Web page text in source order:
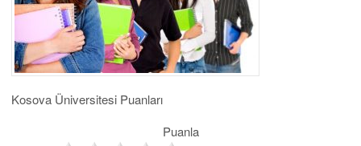
Kosova Üniversitesi Puanları
Puanla